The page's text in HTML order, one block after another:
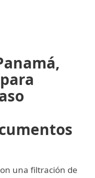
una filtración de